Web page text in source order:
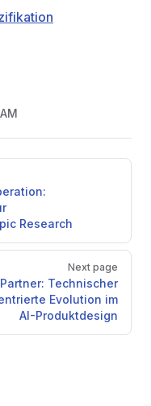
Research
Next page
Technischer
Evolution im
AI-Produktdesign